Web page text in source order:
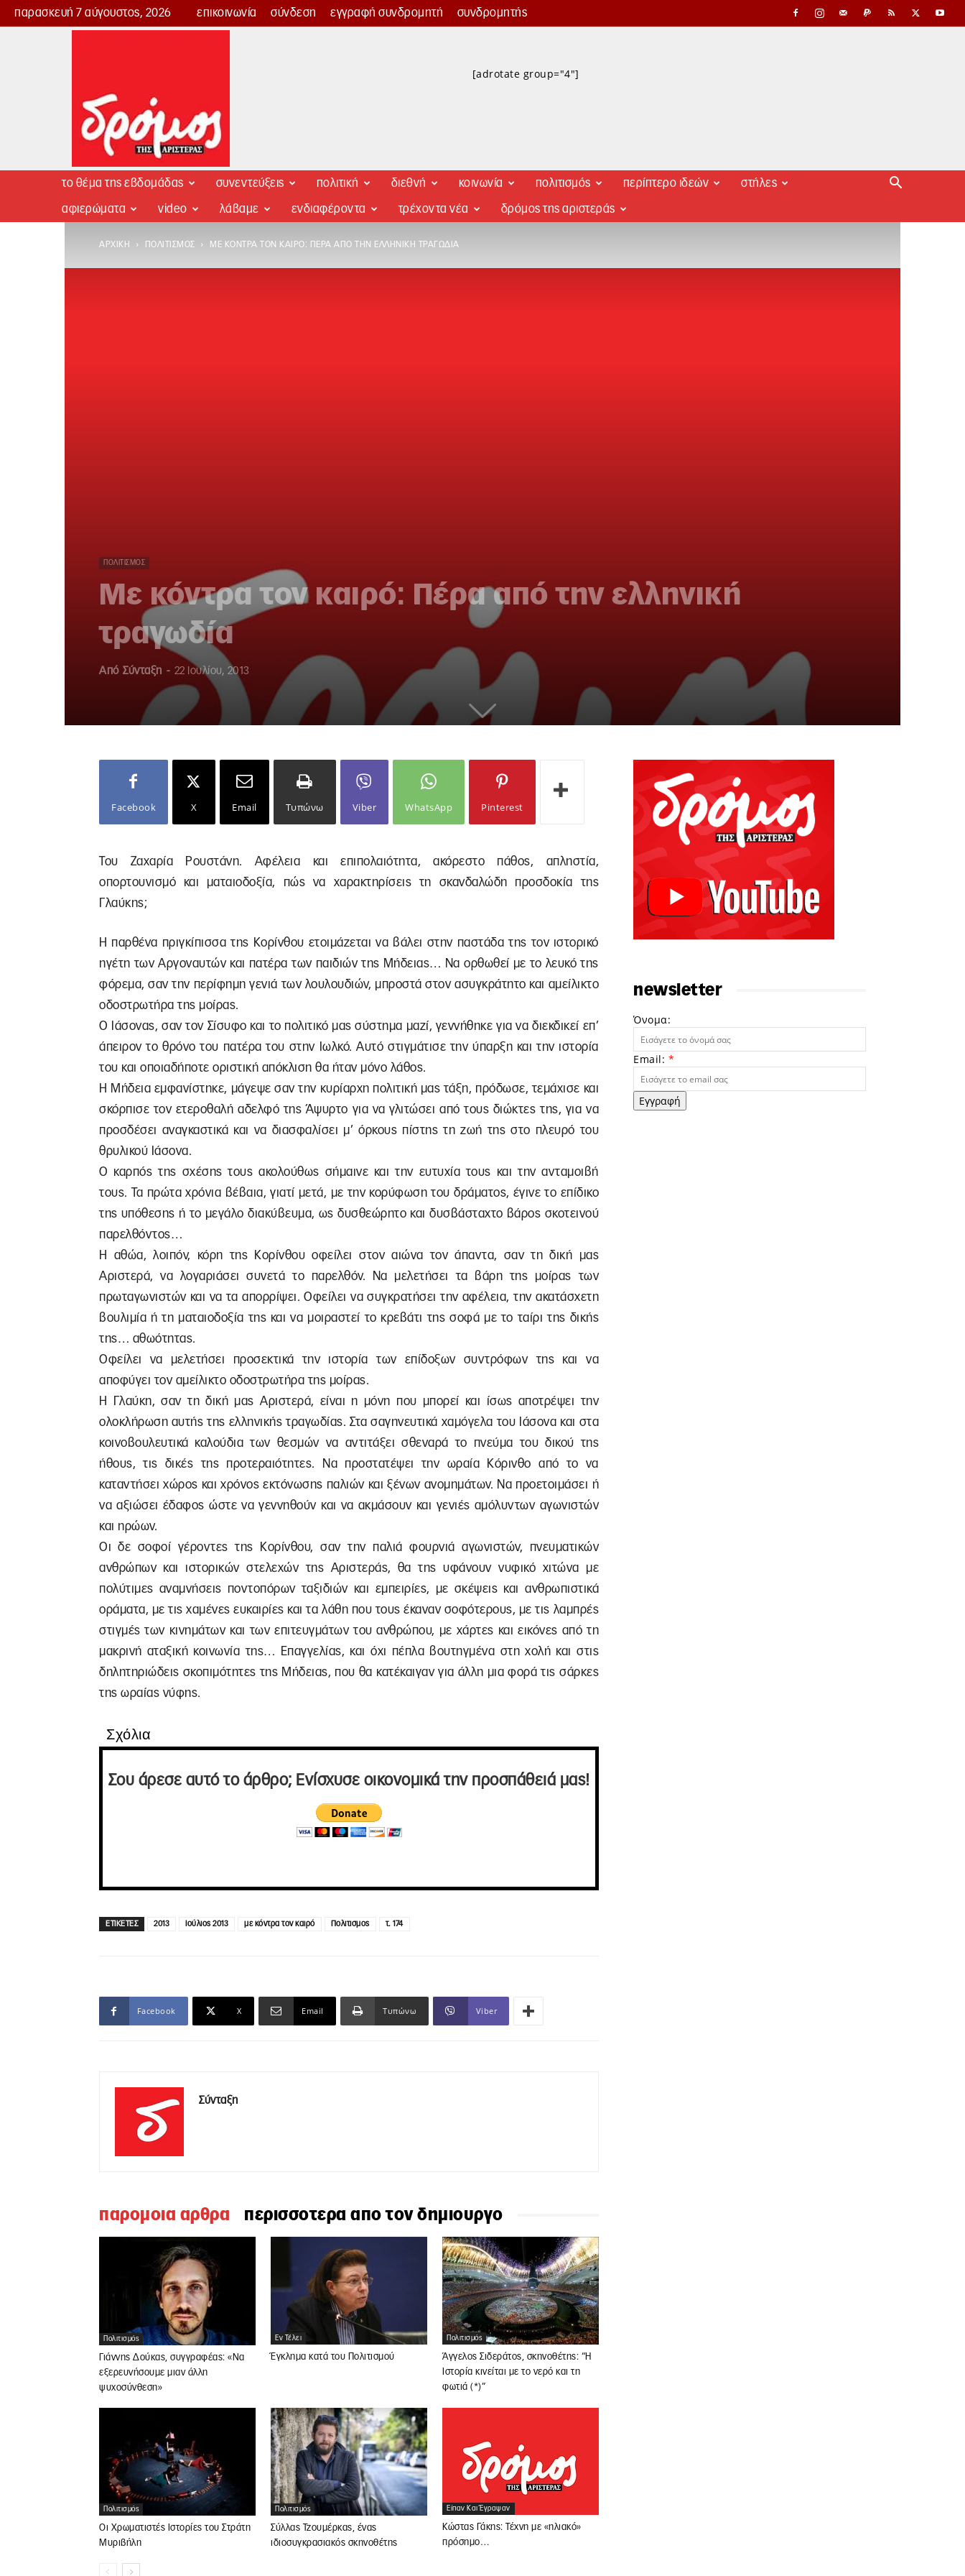
παρασκευή 7 αύγουστος, 2026 επικοινωνία σύνδεση εγγραφή συνδρομητή συνδρομητής
Δρόμος
[adrotate group="4"]
το θέμα της εβδομάδας συνεντεύξεις πολιτική διεθνή κοινωνία πολιτισμός περίπτερο ιδεών στήλες
αφιερώματα video λάβαμε ενδιαφέροντα τρέχοντα νέα δρόμος της αριστεράς
ΑΡΧΙΚΉ ΠΟΛΙΤΙΣΜΌΣ ΜΕ ΚΌΝΤΡΑ ΤΟΝ ΚΑΙΡΌ: ΠΈΡΑ ΑΠΌ ΤΗΝ ΕΛΛΗΝΙΚΉ ΤΡΑΓΩΔΊΑ
ΠΟΛΙΤΙΣΜΌΣ
Με κόντρα τον καιρό: Πέρα από την ελληνική
τραγωδία
Από Σύνταξη - 22 Ιουλίου, 2013
Facebook X Email Τυπώνω Viber WhatsApp Pinterest
Του Ζαχαρία Ρουστάνη. Αφέλεια και επιπολαιότητα, ακόρεστο πάθος, απληστία,
οπορτουνισμό και ματαιοδοξία, πώς να χαρακτηρίσεις τη σκανδαλώδη προσδοκία της
Γλαύκης;
Η παρθένα πριγκίπισσα της Κορίνθου ετοιμάζεται να βάλει στην παστάδα της τον ιστορικό
ηγέτη των Αργοναυτών και πατέρα των παιδιών της Μήδειας… Να ορθωθεί με το λευκό της
φόρεμα, σαν την περίφημη γενιά των λουλουδιών, μπροστά στον ασυγκράτητο και αμείλικτο
οδοστρωτήρα της μοίρας.
Ο Ιάσονας, σαν τον Σίσυφο και το πολιτικό μας σύστημα μαζί, γεννήθηκε για να διεκδικεί επ’
άπειρον το θρόνο του πατέρα του στην Ιωλκό. Αυτό στιγμάτισε την ύπαρξη και την ιστορία
του και οποιαδήποτε οριστική απόκλιση θα ήταν μόνο λάθος.
Η Μήδεια εμφανίστηκε, μάγεψε σαν την κυρίαρχη πολιτική μας τάξη, πρόδωσε, τεμάχισε και
σκόρπισε τον ετεροθαλή αδελφό της Άψυρτο για να γλιτώσει από τους διώκτες της, για να
προσδέσει αναγκαστικά και να διασφαλίσει μ’ όρκους πίστης τη ζωή της στο πλευρό του
θρυλικού Ιάσονα.
Ο καρπός της σχέσης τους ακολούθως σήμαινε και την ευτυχία τους και την ανταμοιβή
τους. Τα πρώτα χρόνια βέβαια, γιατί μετά, με την κορύφωση του δράματος, έγινε το επίδικο
της υπόθεσης ή το μεγάλο διακύβευμα, ως δυσθεώρητο και δυσβάσταχτο βάρος σκοτεινού
παρελθόντος…
Η αθώα, λοιπόν, κόρη της Κορίνθου οφείλει στον αιώνα τον άπαντα, σαν τη δική μας
Αριστερά, να λογαριάσει συνετά το παρελθόν. Να μελετήσει τα βάρη της μοίρας των
πρωταγωνιστών και να τα απορρίψει. Οφείλει να συγκρατήσει την αφέλεια, την ακατάσχετη
βουλιμία ή τη ματαιοδοξία της και να μοιραστεί το κρεβάτι της σοφά με το ταίρι της δικής
της… αθωότητας.
Οφείλει να μελετήσει προσεκτικά την ιστορία των επίδοξων συντρόφων της και να
αποφύγει τον αμείλικτο οδοστρωτήρα της μοίρας.
Η Γλαύκη, σαν τη δική μας Αριστερά, είναι η μόνη που μπορεί και ίσως αποτρέψει την
ολοκλήρωση αυτής της ελληνικής τραγωδίας. Στα σαγηνευτικά χαμόγελα του Ιάσονα και στα
κοινοβουλευτικά καλούδια των θεσμών να αντιτάξει σθεναρά το πνεύμα του δικού της
ήθους, τις δικές της προτεραιότητες. Να προστατέψει την ωραία Κόρινθο από το να
καταντήσει χώρος και χρόνος εκτόνωσης παλιών και ξένων ανομημάτων. Να προετοιμάσει ή
να αξιώσει έδαφος ώστε να γεννηθούν και να ακμάσουν και γενιές αμόλυντων αγωνιστών
και ηρώων.
Οι δε σοφοί γέροντες της Κορίνθου, σαν την παλιά φουρνιά αγωνιστών, πνευματικών
ανθρώπων και ιστορικών στελεχών της Αριστεράς, θα της υφάνουν νυφικό χιτώνα με
πολύτιμες αναμνήσεις ποντοπόρων ταξιδιών και εμπειρίες, με σκέψεις και ανθρωπιστικά
οράματα, με τις χαμένες ευκαιρίες και τα λάθη που τους έκαναν σοφότερους, με τις λαμπρές
στιγμές των κινημάτων και των επιτευγμάτων του ανθρώπου, με χάρτες και εικόνες από τη
μακρινή αταξική κοινωνία της… Επαγγελίας, και όχι πέπλα βουτηγμένα στη χολή και στις
δηλητηριώδεις σκοπιμότητες της Μήδειας, που θα κατέκαιγαν για άλλη μια φορά τις σάρκες
της ωραίας νύφης.
Σχόλια
Σου άρεσε αυτό το άρθρο; Ενίσχυσε οικονομικά την προσπάθειά μας!
ΕΤΙΚΕΤΕΣ 2013 Ιούλιος 2013 με κόντρα τον καιρό Πολιτισμος τ. 174
Facebook X Email Τυπώνω Viber
Σύνταξη
παρομοια αρθρα περισσοτερα απο τον δημιουργο
Πολιτισμός
Γιάννης Δούκας, συγγραφέας: «Να
εξερευνήσουμε μιαν άλλη
ψυχοσύνθεση»
Εν Τέλει
Έγκλημα κατά του Πολιτισμού
Πολιτισμός
Άγγελος Σιδεράτος, σκηνοθέτης: “Η
Ιστορία κινείται με το νερό και τη
φωτιά (*)”
Πολιτισμός
Οι Χρωματιστές Ιστορίες του Στράτη
Μυριβήλη
Πολιτισμός
Σύλλας Τζουμέρκας, ένας
ιδιοσυγκρασιακός σκηνοθέτης
Είπαν Και Έγραψαν
Κώστας Γάκης: Τέχνη με «ηλιακό»
πρόσημο…
newsletter
Όνομα:
Email: *
Εγγραφή